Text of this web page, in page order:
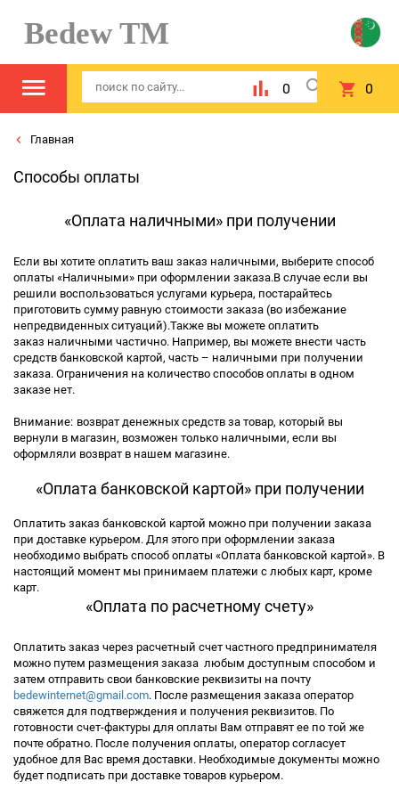
Bedew TM
0 0
Главная
Способы оплаты
«Оплата наличными» при получении
Если вы хотите оплатить ваш заказ наличными, выберите способ
оплаты «Наличными» при оформлении заказа.В случае если вы
решили воспользоваться услугами курьера, постарайтесь
приготовить сумму равную стоимости заказа (во избежание
непредвиденных ситуаций).Также вы можете оплатить
заказ наличными частично. Например, вы можете внести часть
средств банковской картой, часть – наличными при получении
заказа. Ограничения на количество способов оплаты в одном
заказе нет.
Внимание: возврат денежных средств за товар, который вы
вернули в магазин, возможен только наличными, если вы
оформляли возврат в нашем магазине.
«Оплата банковской картой» при получении
Оплатить заказ банковской картой можно при получении заказа
при доставке курьером. Для этого при оформлении заказа
необходимо выбрать способ оплаты «Оплата банковской картой». В
настоящий момент мы принимаем платежи с любых карт, кроме
карт.
«Оплата по расчетному счету»
Оплатить заказ через расчетный счет частного предпринимателя
можно путем размещения заказа любым доступным способом и
затем отправить свои банковские реквизиты на почту
bedewinternet@gmail.com. После размещения заказа оператор
свяжется для подтверждения и получения реквизитов. По
готовности счет-фактуры для оплаты Вам отправят ее по той же
почте обратно. После получения оплаты, оператор согласует
удобное для Вас время доставки. Необходимые документы можно
будет подписать при доставке товаров курьером.